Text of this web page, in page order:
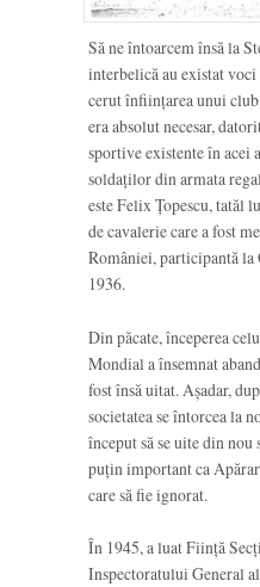
Să ne întoarcem însă la
interbelică au existat
cerut înființarea unui
era absolut necesar,
sportive existente în
soldaților din armata
este Felix Țopescu, tatăl
de cavalerie care a fost
României, participantă
1936.
Din păcate, începerea
Mondial a însemnat
fost însă uitat. Așadar,
societatea se întorcea la
început să se uite din nou
puțin important ca
care să fie ignorat.
În 1945, a luat Ființă
Inspectoratului General